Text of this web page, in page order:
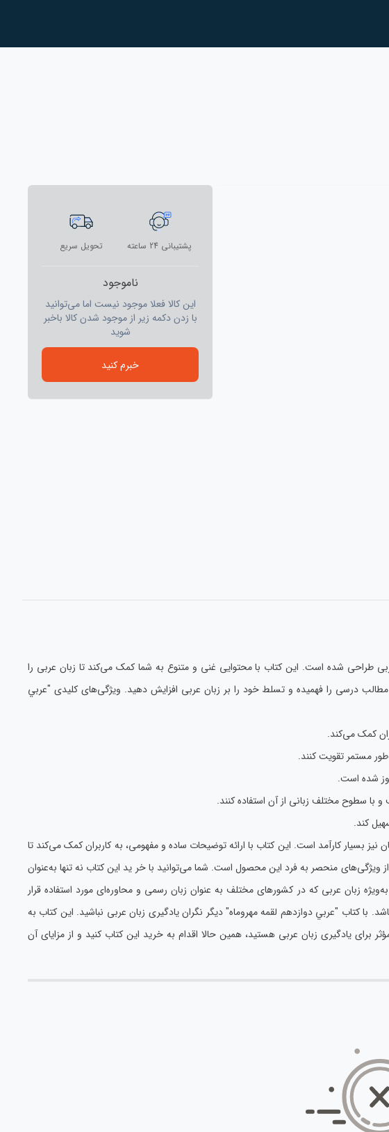
پشتیبانی 24 ساعته تحویل سریع
ناموجود
این کالا فعلا موجود نیست اما می‌توانید
با زدن دکمه زیر از موجود شدن کالا باخبر
شوید
خبرم کنید
طراحی شده است. این کتاب با محتوایی غنی و متنوع به شما کمک می‌کند تا زبان عربی را
مطالب درسی را فهمیده و تسلط خود را بر زبان عربی افزایش دهید. ویژگی‌های کلیدی "عربي
کمک می‌کند.
مستمر تقویت کنند.
شده است.
سطوح مختلف زبانی از آن استفاده کنند.
کند.
بسیار کارآمد است. این کتاب با ارائه توضیحات ساده و مفهومی، به کاربران کمک می‌کند تا
ویژگی‌های منحصر به فرد این محصول است. شما می‌توانید با خر ید این کتاب نه تنها به‌عنوان
زبان عربی که در کشورهای مختلف به عنوان زبان رسمی و محاوره‌ای مورد استفاده قرار
کتاب "عربي دوازدهم لقمه مهروماه" دیگر نگران یادگیری زبان عربی نباشید. این کتاب به
برای یادگیری زبان عربی هستید، همین حالا اقدام به خرید این کتاب کنید و از مزایای آن